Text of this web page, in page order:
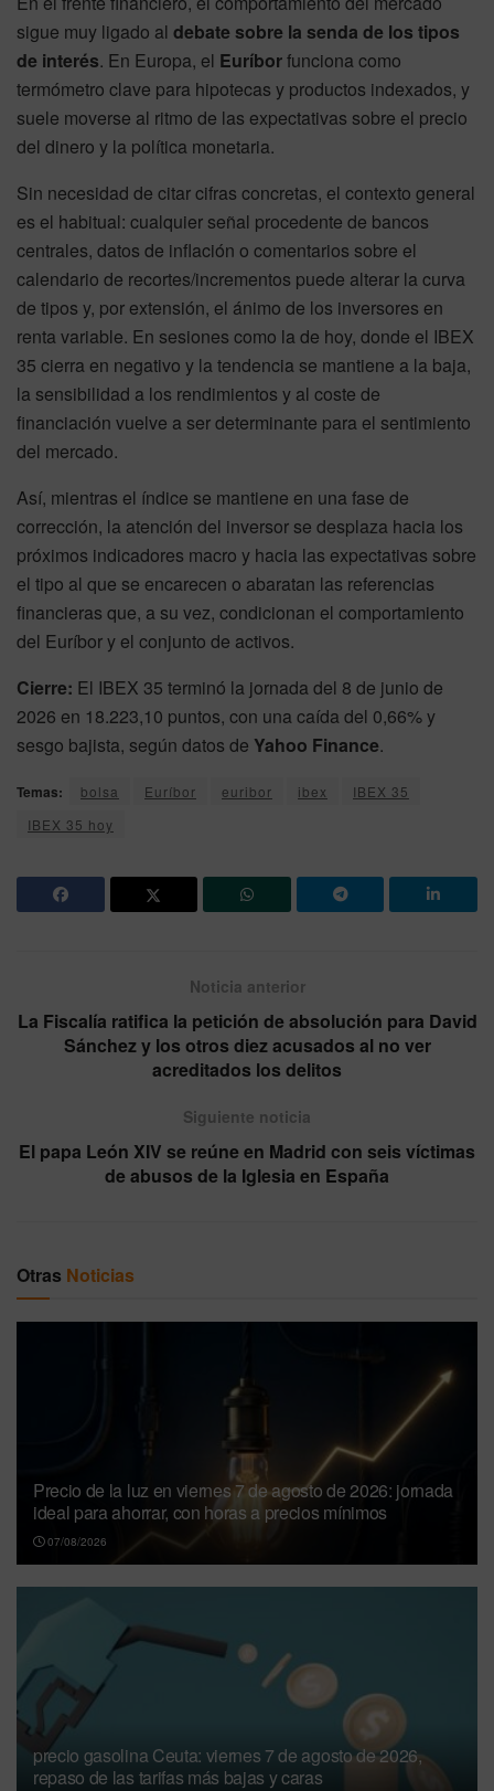
sigue muy ligado al debate sobre la senda de los tipos
de interés. En Europa, el Euríborfunciona como
termómetro clave para hipotecas y productos indexados, y
suele moverse al ritmo de las expectativas sobre el precio
del dinero y la política monetaria.
Sin necesidad de citar cifras concretas, el contexto general
es el habitual: cualquier señal procedente de bancos
centrales, datos de inflación o comentarios sobre el
calendario de recortes/incrementos puede alterar la curva
de tipos y, por extensión, el ánimo de los inversores en
renta variable. En sesiones como la de hoy, donde el IBEX
35 cierra en negativo y la tendencia se mantiene a la baja,
la sensibilidad a los rendimientos y al coste de
financiación vuelve a ser determinante para el sentimiento
del mercado.
Así, mientras el índice se mantiene en una fase de
corrección, la atención del inversor se desplaza hacia los
próximos indicadores macro y hacia las expectativas sobre
el tipo al que se encarecen o abaratan las referencias
financieras que, a su vez, condicionan el comportamiento
del Euríbor y el conjunto de activos.
Cierre: El IBEX 35 terminó la jornada del 8 de junio de
2026 en 18.223,10 puntos, con una caída del 0,66% y
sesgo bajista, según datos de Yahoo Finance.
Temas: bolsa Euríbor euribor ibex
IBEX 35
IBEX 35 hoy
Noticia anterior
La Fiscalía ratifica la petición de absolución para David
Sánchez y los otros diez acusados al no ver
acreditados los delitos
Siguiente noticia
El papa León XIV se reúne en Madrid con seis víctimas
de abusos de la Iglesia en España
Otras Noticias
Precio de la luz en viernes 7 de agosto de 2026: jornada
ideal para ahorrar, con horas a precios mínimos
07/08/2026
precio gasolina Ceuta: viernes 7 de agosto de 2026,
repaso de las tarifas más bajas y caras